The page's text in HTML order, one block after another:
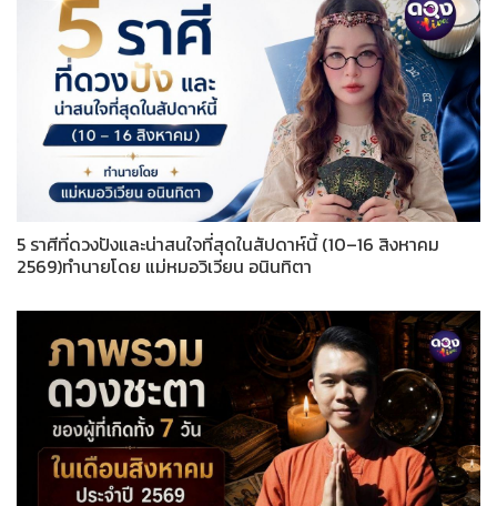
5 ราศีที่ดวงปังและน่าสนใจที่สุดในสัปดาห์นี้ (10–16 สิงหาคม
2569)ทำนายโดย แม่หมอวิเวียน อนินทิตา